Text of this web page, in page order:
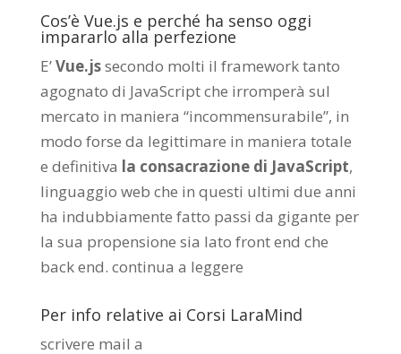
Cos’è Vue.js e perché ha senso oggi
impararlo alla perfezione
E’Vue.jssecondo molti il framework tanto
agognato di JavaScript che irromperà sul
mercato in maniera “incommensurabile”, in
modo forse da legittimare in maniera totale
e definitiva la consacrazione di JavaScript,
linguaggio web che in questi ultimi due anni
ha indubbiamente fatto passi da gigante per
la sua propensione sia lato front end che
back end. continua a leggere
Per info relative ai Corsi LaraMind
scrivere mail a